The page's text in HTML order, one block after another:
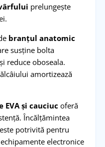
prelungește
branțul anatomic
susține bolta
reduce oboseala.
amortizează
EVA și cauciuc oferă
Încălțămintea
potrivită pentru
electronice